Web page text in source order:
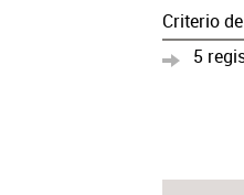
Criterio
5